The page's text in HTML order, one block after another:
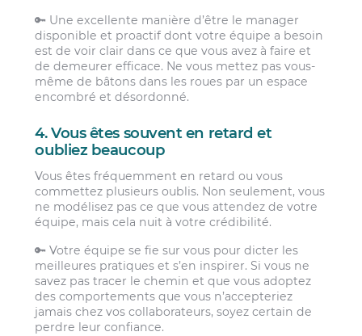
🔑 Une excellente manière d’être le manager
disponible et proactif dont votre équipe a besoin
est de voir clair dans ce que vous avez à faire et
de demeurer efficace. Ne vous mettez pas vous-
même de bâtons dans les roues par un espace
encombré et désordonné.
4. Vous êtes souvent en retard et
oubliez beaucoup
Vous êtes fréquemment en retard ou vous
commettez plusieurs oublis. Non seulement, vous
ne modélisez pas ce que vous attendez de votre
équipe, mais cela nuit à votre crédibilité.
🔑 Votre équipe se fie sur vous pour dicter les
meilleures pratiques et s’en inspirer. Si vous ne
savez pas tracer le chemin et que vous adoptez
des comportements que vous n’accepteriez
jamais chez vos collaborateurs, soyez certain de
perdre leur confiance.